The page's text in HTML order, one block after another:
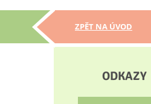
ZPĚT NA ÚVOD
ODKAZY